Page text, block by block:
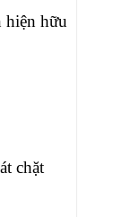
hiện hữu
chặt